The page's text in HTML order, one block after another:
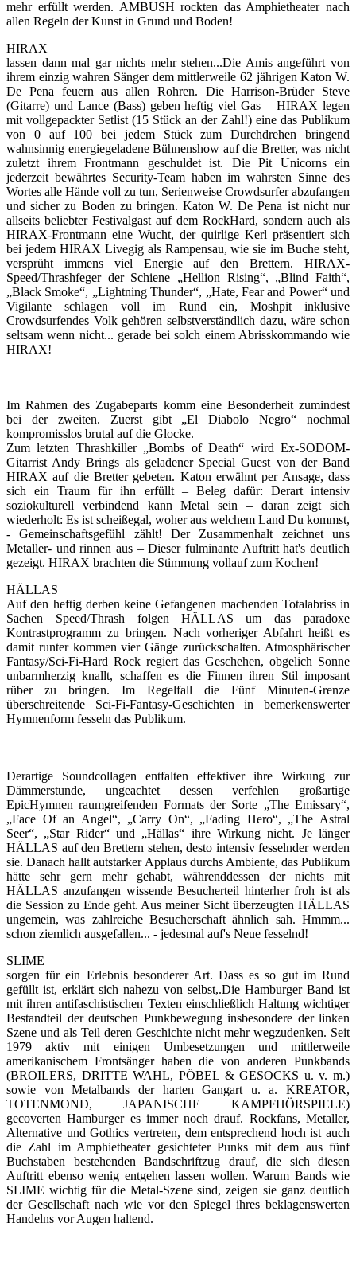
mehr erfüllt werden. AMBUSH rockten das Amphietheater nach
allen Regeln der Kunst in Grund und Boden!
HIRAX
lassen dann mal gar nichts mehr stehen...Die Amis angeführt von
ihrem einzig wahren Sänger dem mittlerweile 62 jährigen Katon W.
De Pena feuern aus allen Rohren. Die Harrison-Brüder Steve
(Gitarre) und Lance (Bass) geben heftig viel Gas – HIRAX legen
mit vollgepackter Setlist (15 Stück an der Zahl!) eine das Publikum
von 0 auf 100 bei jedem Stück zum Durchdrehen bringend
wahnsinnig energiegeladene Bühnenshow auf die Bretter, was nicht
zuletzt ihrem Frontmann geschuldet ist. Die Pit Unicorns ein
jederzeit bewährtes Security-Team haben im wahrsten Sinne des
Wortes alle Hände voll zu tun, Serienweise Crowdsurfer abzufangen
und sicher zu Boden zu bringen. Katon W. De Pena ist nicht nur
allseits beliebter Festivalgast auf dem RockHard, sondern auch als
HIRAX-Frontmann eine Wucht, der quirlige Kerl präsentiert sich
bei jedem HIRAX Livegig als Rampensau, wie sie im Buche steht,
versprüht immens viel Energie auf den Brettern. HIRAX-
Speed/Thrashfeger der Schiene „Hellion Rising“, „Blind Faith“,
„Black Smoke“, „Lightning Thunder“, „Hate, Fear and Power“ und
Vigilante schlagen voll im Rund ein, Moshpit inklusive
Crowdsurfendes Volk gehören selbstverständlich dazu, wäre schon
seltsam wenn nicht... gerade bei solch einem Abrisskommando wie
HIRAX!
Im Rahmen des Zugabeparts komm eine Besonderheit zumindest
bei der zweiten. Zuerst gibt „El Diabolo Negro“ nochmal
kompromisslos brutal auf die Glocke.
Zum letzten Thrashkiller „Bombs of Death“ wird Ex-SODOM-
Gitarrist Andy Brings als geladener Special Guest von der Band
HIRAX auf die Bretter gebeten. Katon erwähnt per Ansage, dass
sich ein Traum für ihn erfüllt – Beleg dafür: Derart intensiv
soziokulturell verbindend kann Metal sein – daran zeigt sich
wiederholt: Es ist scheißegal, woher aus welchem Land Du kommst,
- Gemeinschaftsgefühl zählt! Der Zusammenhalt zeichnet uns
Metaller- und rinnen aus – Dieser fulminante Auftritt hat's deutlich
gezeigt. HIRAX brachten die Stimmung vollauf zum Kochen!
HÄLLAS
Auf den heftig derben keine Gefangenen machenden Totalabriss in
Sachen Speed/Thrash folgen HÄLLAS um das paradoxe
Kontrastprogramm zu bringen. Nach vorheriger Abfahrt heißt es
damit runter kommen vier Gänge zurückschalten. Atmosphärischer
Fantasy/Sci-Fi-Hard Rock regiert das Geschehen, obgelich Sonne
unbarmherzig knallt, schaffen es die Finnen ihren Stil imposant
rüber zu bringen. Im Regelfall die Fünf Minuten-Grenze
überschreitende Sci-Fi-Fantasy-Geschichten in bemerkenswerter
Hymnenform fesseln das Publikum.
Derartige Soundcollagen entfalten effektiver ihre Wirkung zur
Dämmerstunde, ungeachtet dessen verfehlen großartige
EpicHymnen raumgreifenden Formats der Sorte „The Emissary“,
„Face Of an Angel“, „Carry On“, „Fading Hero“, „The Astral
Seer“, „Star Rider“ und „Hällas“ ihre Wirkung nicht. Je länger
HÄLLAS auf den Brettern stehen, desto intensiv fesselnder werden
sie. Danach hallt autstarker Applaus durchs Ambiente, das Publikum
hätte sehr gern mehr gehabt, währenddessen der nichts mit
HÄLLAS anzufangen wissende Besucherteil hinterher froh ist als
die Session zu Ende geht. Aus meiner Sicht überzeugten HÄLLAS
ungemein, was zahlreiche Besucherschaft ähnlich sah. Hmmm...
schon ziemlich ausgefallen... - jedesmal auf's Neue fesselnd!
SLIME
sorgen für ein Erlebnis besonderer Art. Dass es so gut im Rund
gefüllt ist, erklärt sich nahezu von selbst,.Die Hamburger Band ist
mit ihren antifaschistischen Texten einschließlich Haltung wichtiger
Bestandteil der deutschen Punkbewegung insbesondere der linken
Szene und als Teil deren Geschichte nicht mehr wegzudenken. Seit
1979 aktiv mit einigen Umbesetzungen und mittlerweile
amerikanischem Frontsänger haben die von anderen Punkbands
(BROILERS, DRITTE WAHL, PÖBEL & GESOCKS u. v. m.)
sowie von Metalbands der harten Gangart u. a. KREATOR,
TOTENMOND, JAPANISCHE KAMPFHÖRSPIELE)
gecoverten Hamburger es immer noch drauf. Rockfans, Metaller,
Alternative und Gothics vertreten, dem entsprechend hoch ist auch
die Zahl im Amphietheater gesichteter Punks mit dem aus fünf
Buchstaben bestehenden Bandschriftzug drauf, die sich diesen
Auftritt ebenso wenig entgehen lassen wollen. Warum Bands wie
SLIME wichtig für die Metal-Szene sind, zeigen sie ganz deutlich
der Gesellschaft nach wie vor den Spiegel ihres beklagenswerten
Handelns vor Augen haltend.